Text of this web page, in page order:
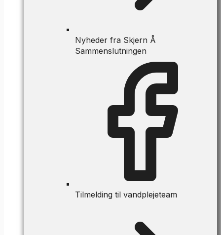
Nyheder fra Skjern Å
Sammenslutningen
Tilmelding til vandplejeteam